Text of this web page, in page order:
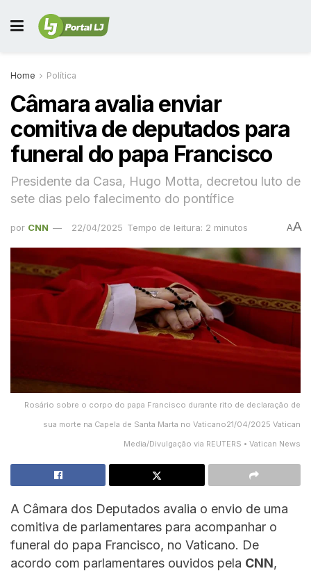
Home Política
Câmara avalia enviar
comitiva de deputados para
funeral do papa Francisco
Presidente da Casa, Hugo Motta, decretou luto de
sete dias pelo falecimento do pontífice
por CNN 22/04/2025 Tempo de leitura: 2 minutos AA
Rosário sobre o corpo do papa Francisco durante rito de declaração de
sua morte na Capela de Santa Marta no Vaticano21/04/2025 Vatican
Media/Divulgação via REUTERS • Vatican News
A Câmara dos Deputados avalia o envio de uma
comitiva de parlamentares para acompanhar o
funeral do papa Francisco, no Vaticano. De
acordo com parlamentares ouvidos pela CNN,